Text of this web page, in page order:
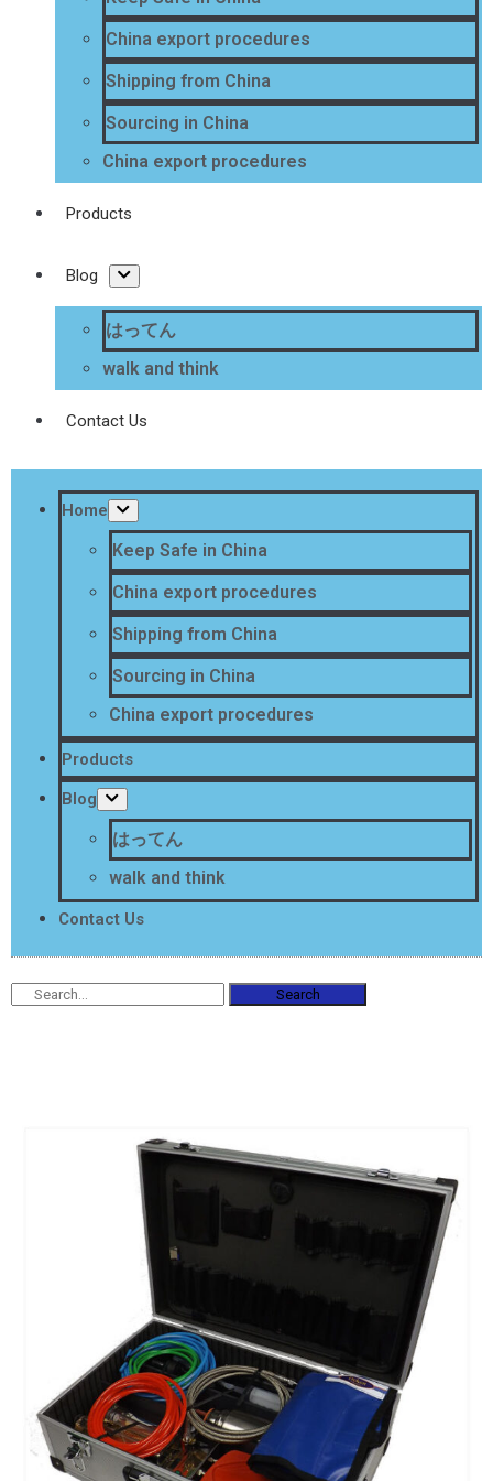
China export procedures
Shipping from China
Sourcing in China
China export procedures
Products
Blog
はってん
walk and think
Contact Us
Home
Keep Safe in China
China export procedures
Shipping from China
Sourcing in China
China export procedures
Products
Blog
はってん
walk and think
Contact Us
Search